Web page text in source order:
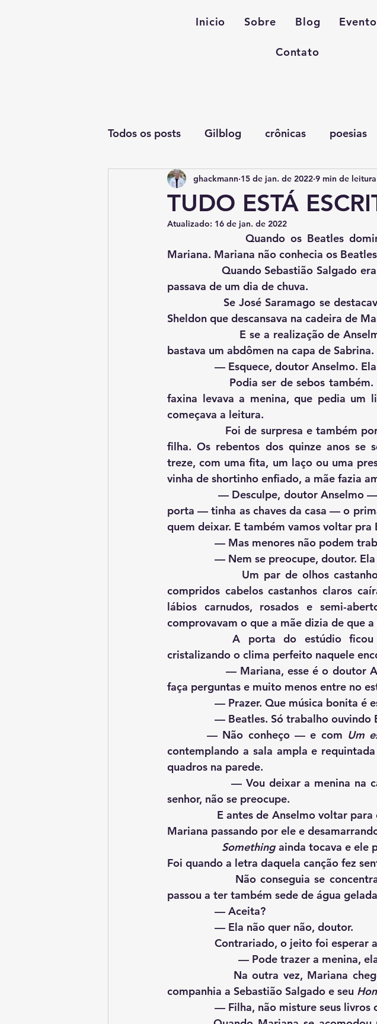
Inicio Sobre Blog
Contato
Todos os posts Gilblog crônicas poesias
TUDO ESTÁ
ghackmann 15 de jan. de 2022 9 min de leitura
Atualizado: 16 de jan. de 2022
Mariana. Mariana não conhecia os
passava de um dia de chuva.
Sheldon que descansava na cadeira de
bastava um abdômen na capa de Sabrina.
— Esquece, doutor
faxina levava a menina, que pedia um
começava a leitura.
filha. Os rebentos dos quinze anos se
treze, com uma fita, um laço ou uma
vinha de shortinho enfiado, a mãe fazia
porta — tinha as chaves da casa — o
quem deixar. E também vamos voltar pra
— Mas menores não
— Nem se preocupe,
compridos cabelos castanhos claros
lábios carnudos, rosados e semi-
comprovavam o que a mãe dizia de que
A porta do estúdio
cristalizando o clima perfeito naquele
faça perguntas e muito menos entre no
— Prazer. Que música bonita
— Beatles. Só trabalho
        — Não conheço — e com
Um
contemplando a sala ampla e
quadros na parede.
                — Vou deixar a menina na cadeira da cozinha. Não vai atrapalhar nada o
senhor, não se preocupe.
Mariana passando por ele e
Something ainda tocava e ele
Foi quando a letra daquela canção fez
passou a ter também sede de água
                — Aceita?
                — Ela não quer não, doutor.
Contrariado, o jeito foi
— Pode trazer
Na outra vez, Mariana
companhia a Sebastião Salgado e seu
— Filha, não misture seus